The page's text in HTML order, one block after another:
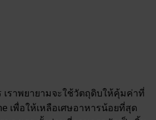
เราพยายามจะใช้วัตถุดิบให้คุ้มค่าที่
เพื่อให้เหลือเศษอาหารน้อยที่สุด